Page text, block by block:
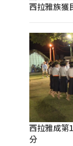
西拉雅族獲
西拉雅成第
分